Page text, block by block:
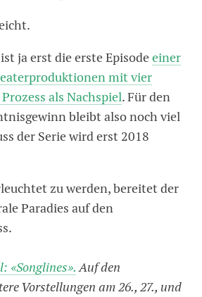
ja erst die erste Episodeeiner
mit vier
als Nachspiel. Für den
bleibt also noch viel
der Serie wird erst 2018
zu werden, bereitet der
Paradies auf den
«Songlines». Auf den
Vorstellungen am 26., 27., und